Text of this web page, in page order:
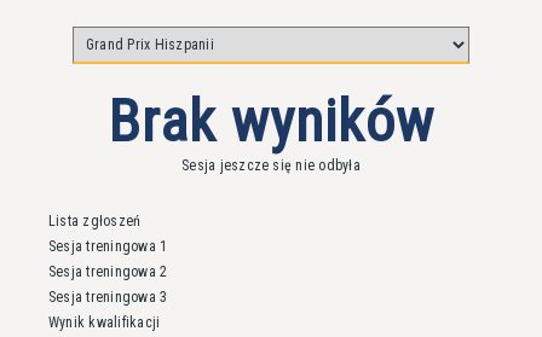
Brak wyników
Sesja jeszcze się nie odbyła
Lista zgłoszeń
Sesja treningowa 1
Sesja treningowa 2
Sesja treningowa 3
Wynik kwalifikacji